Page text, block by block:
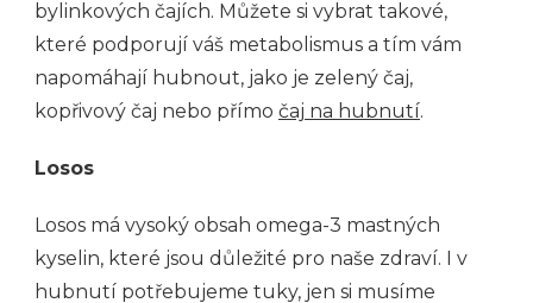
bylinkových čajích. Můžete si vybrat takové,
které podporují váš metabolismus a tím vám
napomáhají hubnout, jako je zelený čaj,
kopřivový čaj nebo přímo čaj na hubnutí.
Losos
Losos má vysoký obsah omega-3 mastných
kyselin, které jsou důležité pro naše zdraví. I v
hubnutí potřebujeme tuky, jen si musíme